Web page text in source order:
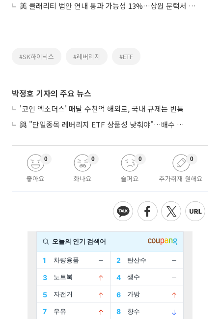
美 클래리티 법안 연내 통과 가능성 13%…상원 문턱서 제동
#SK하이닉스 #레버리지 #ETF
박정호 기자의 주요 뉴스
'코인 엑소더스' 매달 수천억 해외로, 국내 규제는 빈틈
與 "단일종목 레버리지 ETF 상품성 낮춰야"…배수 조정안도 거론
좋아요
0
화나요
0
슬퍼요
0
추가취재 원해요
0